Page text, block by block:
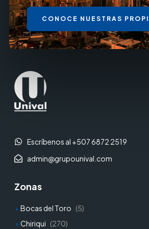
CONOCE NUESTRAS
Escríbenos al +507 6872 2519
admin@grupounival.com
Zonas
Bocas del Toro (5)
Chiriqui (270)